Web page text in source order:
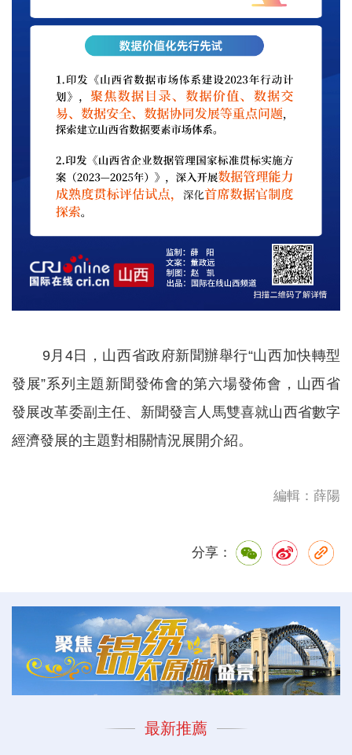
9月4日，山西省政府新聞辦舉行“山西加快轉型
發展”系列主題新聞發佈會的第六場發佈會，山西省
發展改革委副主任、新聞發言人馬雙喜就山西省數字
經濟發展的主題對相關情況展開介紹。
編輯：薛陽
分享：
最新推薦